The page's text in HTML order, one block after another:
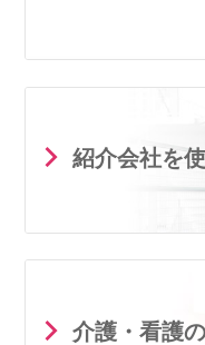
紹介会社を
介護・看護